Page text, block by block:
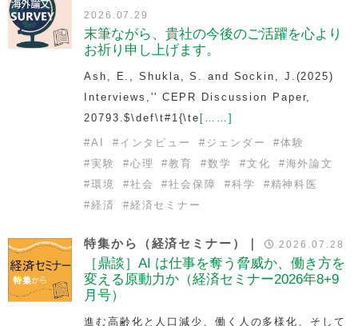
2026.07.29
末筆ながら、貴社の今後のご活躍を心より
お祈り申し上げます。
Ash, E., Shukla, S. and Sockin, J.(2025)
Interviews,'' CEPR Discussion Paper,
20793.$\def\t#1{\te [……]
#AI # インタビュー # ジェンダー #体験
#実験 #心理 #教育 #数学 #文化 #海外論文
#環境 #社会 #社会保障 #科学 # 精神科医
#経済 #経済セミナー
特集から（経済セミナー）｜ 2026.07.28
［鼎談］AI は仕事を奪う脅威か、働き方を
変える原動力か（経済セミナー2026年8+9
月号）
進む高齢化と人口減少、働く人の多様化、そして